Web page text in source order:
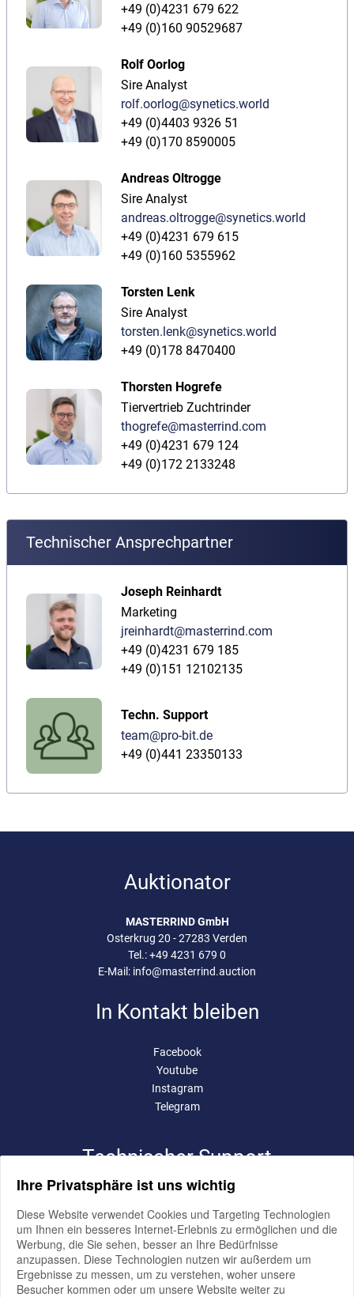
+49 (0)4231 679 622
+49 (0)160 90529687
Rolf Oorlog
Sire Analyst
rolf.oorlog@synetics.world
+49 (0)4403 9326 51
+49 (0)170 8590005
Andreas Oltrogge
Sire Analyst
andreas.oltrogge@synetics.world
+49 (0)4231 679 615
+49 (0)160 5355962
Torsten Lenk
Sire Analyst
torsten.lenk@synetics.world
+49 (0)178 8470400
Thorsten Hogrefe
Tiervertrieb Zuchtrinder
thogrefe@masterrind.com
+49 (0)4231 679 124
+49 (0)172 2133248
Technischer Ansprechpartner
Joseph Reinhardt
Marketing
jreinhardt@masterrind.com
+49 (0)4231 679 185
+49 (0)151 12102135
Techn. Support
team@pro-bit.de
+49 (0)441 23350133
Auktionator
MASTERRIND GmbH
Osterkrug 20 - 27283 Verden
Tel.:+49 4231 679 0
E-Mail: info@masterrind.auction
In Kontakt bleiben
Facebook
Youtube
Instagram
Telegram
Technischer Support
pro-bit werbeagentur e.K.
volker bialluch
elmendorfer damm 11,26160 bad zwischenahn
büro oldenburg
im technologiepark 4, 26129 oldenburg
Ihre Privatsphäre ist uns wichtig
Diese Website verwendet Cookies und Targeting Technologien
um Ihnen ein besseres Internet-Erlebnis zu ermöglichen und die
Werbung, die Sie sehen, besser an Ihre Bedürfnisse
anzupassen. Diese Technologien nutzen wir außerdem um
Ergebnisse zu messen, um zu verstehen, woher unsere
Besucher kommen oder um unsere Website weiter zu